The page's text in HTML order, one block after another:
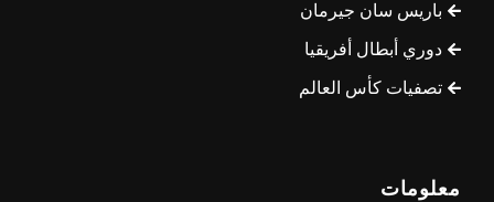
باريس سان جيرمان
دوري أبطال أفريقيا
تصفيات كأس العالم
معلومات